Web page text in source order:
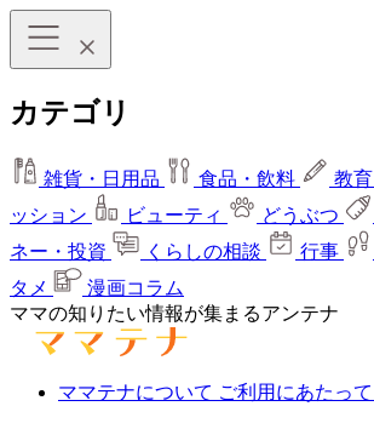
カテゴリ
雑貨・日用品 食品・飲料 教育
ッション
ビューティ どうぶつ
ネー・投資
くらしの相談 行事
タメ
漫画コラム
ママの知りたい情報が集まるアンテナ
ママテナについて ご利用にあたって